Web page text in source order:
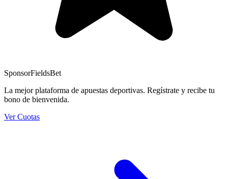
SponsorFieldsBet
La mejor plataforma de apuestas deportivas. Regístrate y recibe tu
bono de bienvenida.
Ver Cuotas